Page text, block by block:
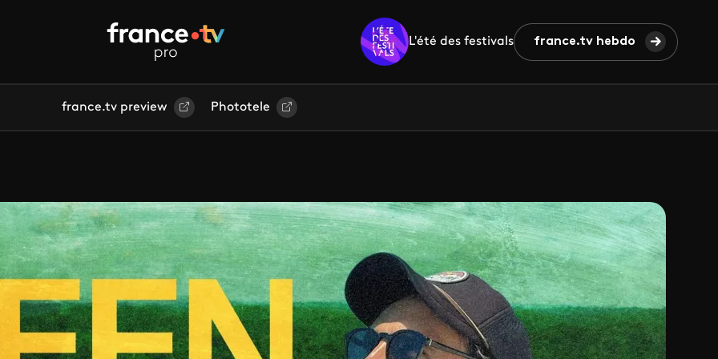
L'été des festivals france.tv hebdo
france.tv preview Phototele